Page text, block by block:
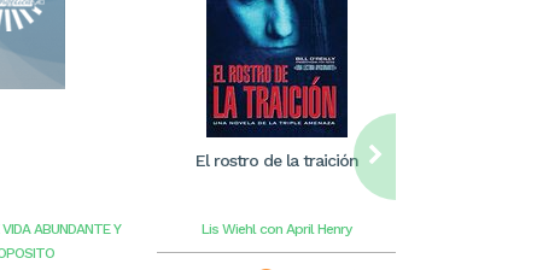
ABUNDANTE Y
El rostro de la traición
Lis Wiehl con April Henry